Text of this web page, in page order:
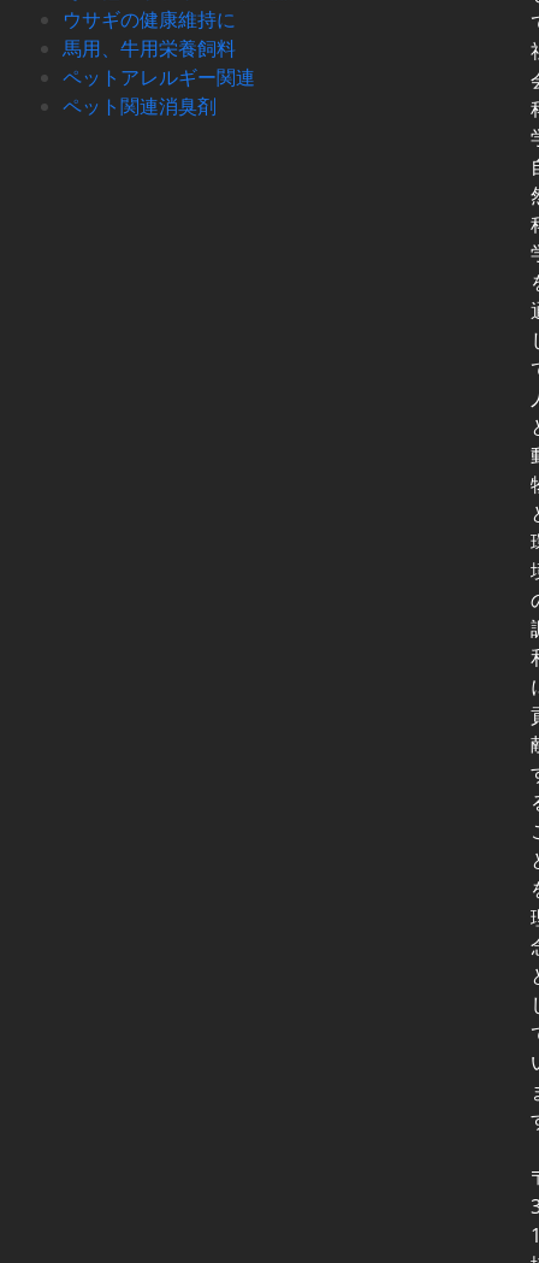
ウサギの健康維持に
馬用、牛用栄養飼料
ペットアレルギー関連
ペット関連消臭剤